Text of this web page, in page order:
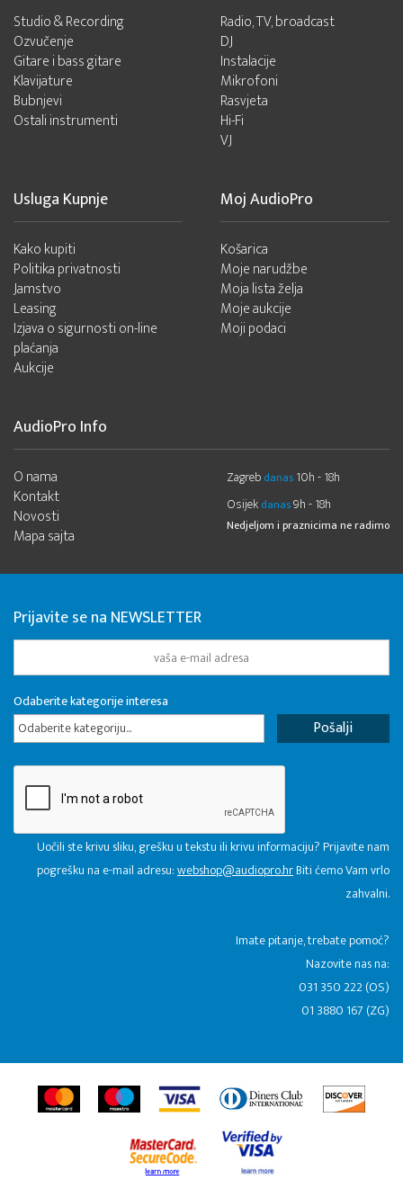
Studio & Recording
Ozvučenje
Gitare i bass gitare
Klavijature
Bubnjevi
Ostali instrumenti
Radio, TV, broadcast
DJ
Instalacije
Mikrofoni
Rasvjeta
Hi-Fi
VJ
Usluga Kupnje
Kako kupiti
Politika privatnosti
Jamstvo
Leasing
Izjava o sigurnosti on-line
plaćanja
Aukcije
Moj AudioPro
Košarica
Moje narudžbe
Moja lista želja
Moje aukcije
Moji podaci
AudioPro Info
O nama
Kontakt
Novosti
Mapa sajta
Zagreb danas 10h - 18h
Osijek danas9h - 18h
Nedjeljom i praznicima ne radimo
Prijavite se na NEWSLETTER
Odaberite kategorije interesa
Odaberite kategoriju...
Uočili ste krivu sliku, grešku u tekstu ili krivu informaciju? Prijavite nam
pogrešku na e-mail adresu:webshop@audiopro.hrBiti ćemo Vam vrlo
zahvalni.
​Imate pitanje, trebate pomoć?
Nazovite nas na:
031 350 222 (OS)
01 3880 167 (ZG)